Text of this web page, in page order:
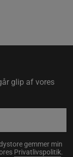
glip af vores
gemmer min
Privatlivspolitik.